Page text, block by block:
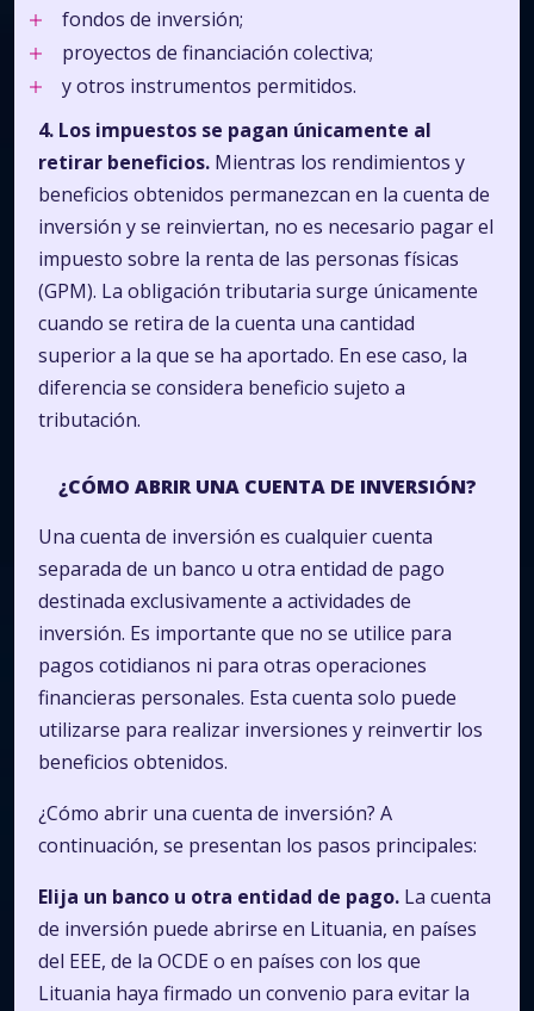
fondos de inversión;
proyectos de financiación colectiva;
y otros instrumentos permitidos.
4. Los impuestos se pagan únicamente al
retirar beneficios. Mientras los rendimientos y
beneficios obtenidos permanezcan en la cuenta de
inversión y se reinviertan, no es necesario pagar el
impuesto sobre la renta de las personas físicas
(GPM). La obligación tributaria surge únicamente
cuando se retira de la cuenta una cantidad
superior a la que se ha aportado. En ese caso, la
diferencia se considera beneficio sujeto a
tributación.
¿CÓMO ABRIR UNA CUENTA DE INVERSIÓN?
Una cuenta de inversión es cualquier cuenta
separada de un banco u otra entidad de pago
destinada exclusivamente a actividades de
inversión. Es importante que no se utilice para
pagos cotidianos ni para otras operaciones
financieras personales. Esta cuenta solo puede
utilizarse para realizar inversiones y reinvertir los
beneficios obtenidos.
¿Cómo abrir una cuenta de inversión? A
continuación, se presentan los pasos principales:
Elija un banco u otra entidad de pago. La cuenta
de inversión puede abrirse en Lituania, en países
del EEE, de la OCDE o en países con los que
Lituania haya firmado un convenio para evitar la